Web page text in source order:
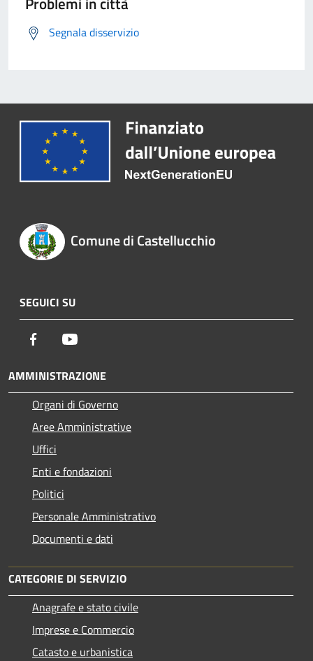
Segnala disservizio
Comune di Castellucchio
SEGUICI SU
Facebook
AMMINISTRAZIONE
Organi di Governo
Aree Amministrative
Uffici
Enti e fondazioni
Politici
Personale Amministrativo
Documenti e dati
CATEGORIE DI SERVIZIO
Anagrafe e stato civile
Imprese e Commercio
Catasto e urbanistica